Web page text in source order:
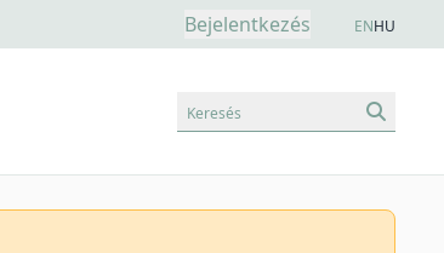
Bejelentkezés ENHU
Keresés